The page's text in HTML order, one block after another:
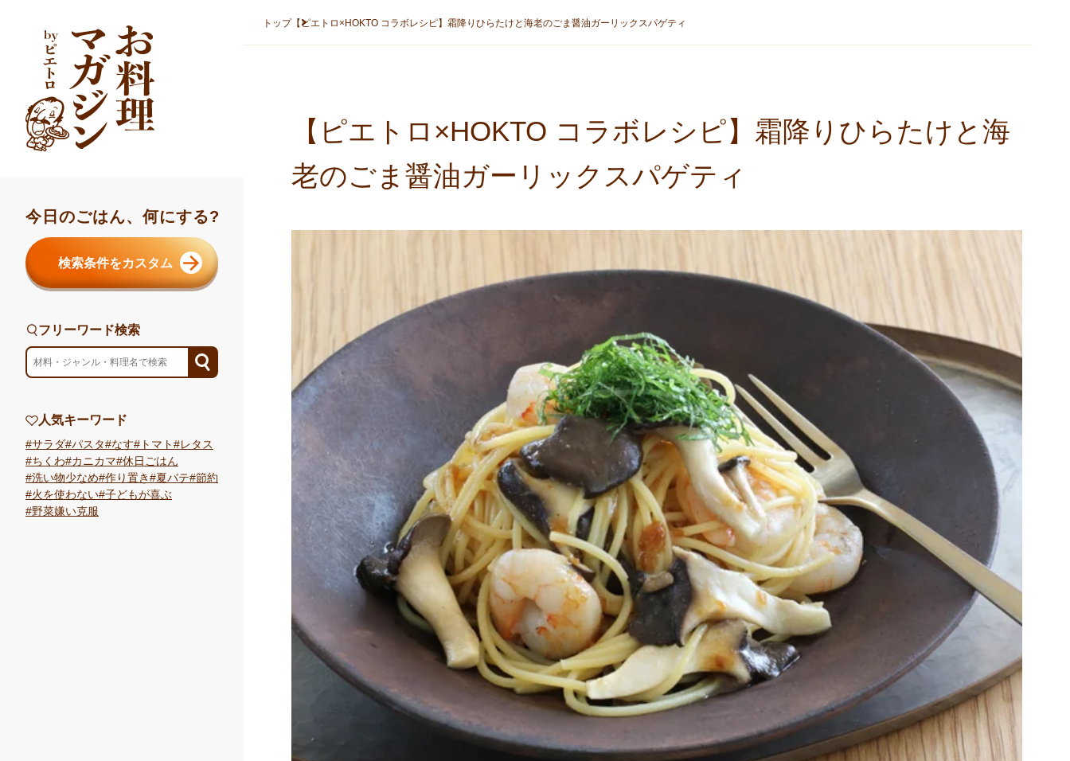
今日のごはん、何にする?
検索条件をカスタム
フリーワード検索
フリーワード検索
人気キーワード
サラダ パスタ なす トマト
レタス
ちくわ
カニカマ 休日ごはん
洗い物少なめ 作り置き 夏バテ 節約
火を使わない 子どもが喜ぶ
野菜嫌い克服
トップ【ピエトロ×HOKTO コラボレシピ】霜降りひらたけと海老のごま醤油ガーリックスパゲティ
【ピエトロ×HOKTO コラボレシピ】霜降りひらたけと海
老のごま醤油ガーリックスパゲティ